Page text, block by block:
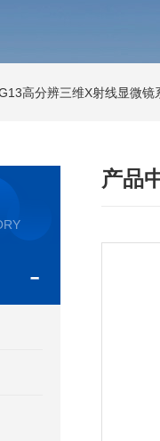
高分辨三维X射线显微镜
产品